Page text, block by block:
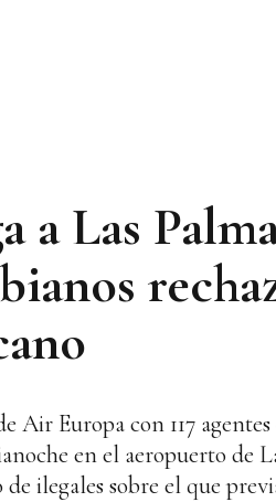
a Las
Air Europa con 117
en el aeropuerto de
ilegales sobre el que